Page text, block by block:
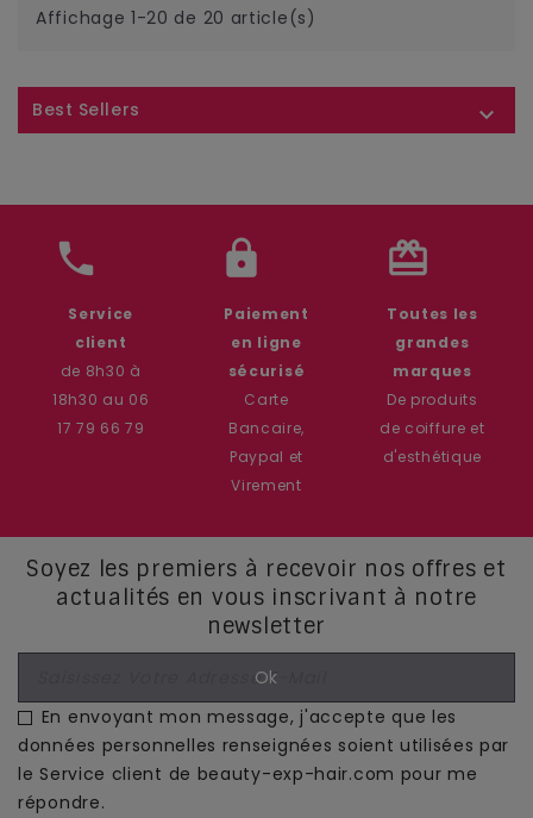
Affichage 1-20 de 20 article(s)
Best Sellers 
phone
Service
client
de 8h30 à
18h30 au 06
17 79 66 79
lock
Paiement
en ligne
sécurisé
Carte
Bancaire,
Paypal et
Virement
card_giftcard
Toutes les
grandes
marques
De produits
de coiffure et
d'esthétique
Soyez les premiers à recevoir nos offres et
actualités en vous inscrivant à notre
newsletter
En envoyant mon message, j'accepte que les
données personnelles renseignées soient utilisées par
le Service client de beauty-exp-hair.com pour me
répondre.